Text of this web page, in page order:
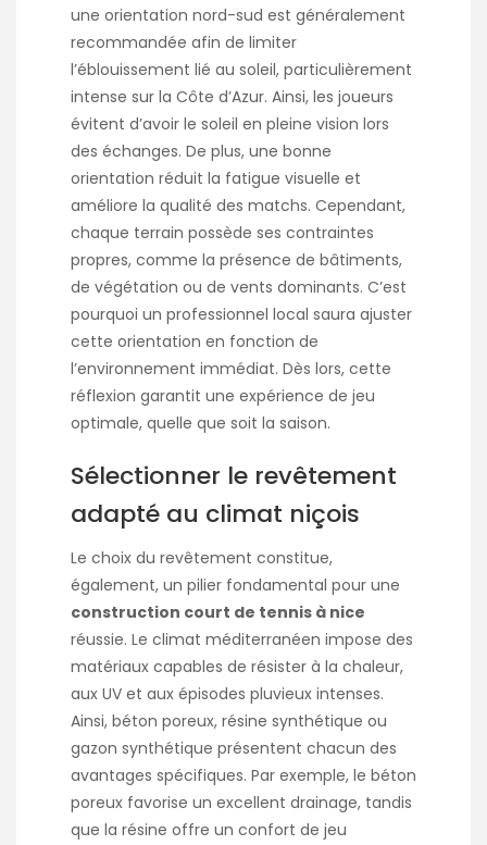
une orientation nord-sud est généralement
recommandée afin de limiter
l’éblouissement lié au soleil, particulièrement
intense sur la Côte d’Azur. Ainsi, les joueurs
évitent d’avoir le soleil en pleine vision lors
des échanges. De plus, une bonne
orientation réduit la fatigue visuelle et
améliore la qualité des matchs. Cependant,
chaque terrain possède ses contraintes
propres, comme la présence de bâtiments,
de végétation ou de vents dominants. C’est
pourquoi un professionnel local saura ajuster
cette orientation en fonction de
l’environnement immédiat. Dès lors, cette
réflexion garantit une expérience de jeu
optimale, quelle que soit la saison.
Sélectionner le revêtement
adapté au climat niçois
Le choix du revêtement constitue,
également, un pilier fondamental pour une
construction court de tennis à nice
réussie. Le climat méditerranéen impose des
matériaux capables de résister à la chaleur,
aux UV et aux épisodes pluvieux intenses.
Ainsi, béton poreux, résine synthétique ou
gazon synthétique présentent chacun des
avantages spécifiques. Par exemple, le béton
poreux favorise un excellent drainage, tandis
que la résine offre un confort de jeu